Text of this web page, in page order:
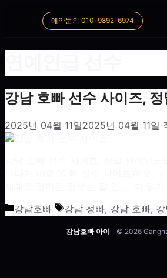
예약문의 010-9892-6974
강남 호빠 선수 사이즈,
2025년 04월 11일2025년 04월 11일
카테고리
강남호빠 태그
강남 정빠, 강남 호빠,
강남호빠 아이 © 2026